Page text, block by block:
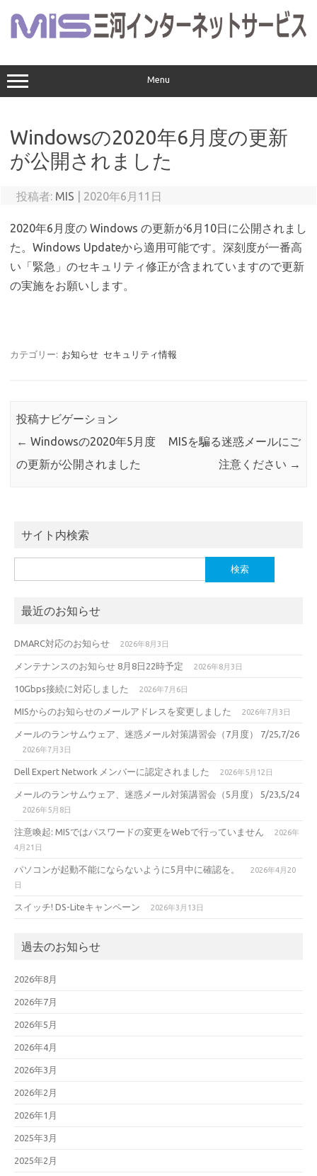
ス
キ
ッ
Menu
Windowsの2020年6月度の更新
が公開されました
投稿者: MIS 2020年6月11日
2020年6月度の Windows の更新が6月10日に公開されまし
た。Windows Updateから適用可能です。深刻度が一番高
い「緊急」のセキュリティ修正が含まれていますので更新
の実施をお願いします。
カテゴリー: お知らせ セキュリティ情報
投稿ナビゲーション
← Windowsの2020年5月度
の更新が公開されました
MISを騙る迷惑メールにご
注意ください →
サイト内検索
索:
最近のお知らせ
DMARC対応のお知らせ 2026年8月3日
メンテナンスのお知らせ 8月8日22時予定 2026年8月3日
10Gbps接続に対応しました 2026年7月6日
MISからのお知らせのメールアドレスを変更しました 2026年7月3日
メールのランサムウェア、迷惑メール対策講習会（7月度） 7/25,7/26
2026年7月3日
Dell Expert Network メンバーに認定されました 2026年5月12日
メールのランサムウェア、迷惑メール対策講習会（5月度） 5/23,5/24
2026年5月8日
注意喚起: MISではパスワードの変更をWebで行っていません
2026年
4月21日
パソコンが起動不能にならないように5月中に確認を。
2026年4月20
日
スイッチ! DS-Liteキャンペーン 2026年3月13日
過去のお知らせ
2026年8月
2026年7月
2026年5月
2026年4月
2026年3月
2026年2月
2026年1月
2025年3月
2025年2月